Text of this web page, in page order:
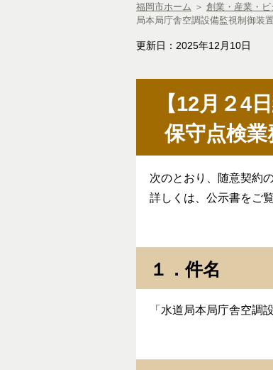
福岡市ホーム ＞ 創業・産業・ビ
局本局庁舎空調設備監視制御装
更新日：2025年12月10日
【12月２4
保守点検
次のとおり、随意契約
詳しくは、公示書をご
１．件名
「水道局本局庁舎空調